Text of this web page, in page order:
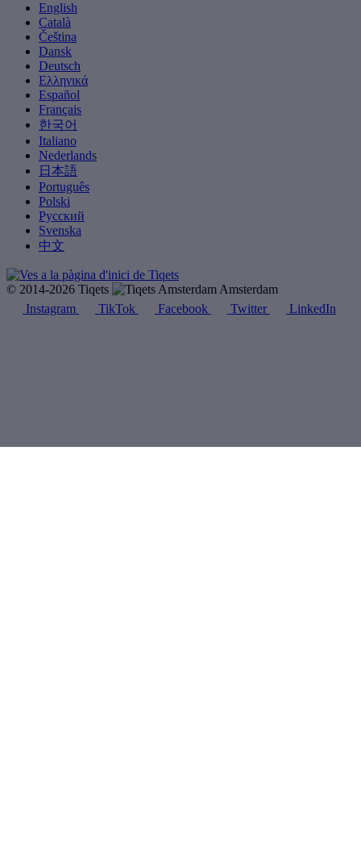
English
Català
Čeština
Dansk
Deutsch
Ελληνικά
Español
Français
한국어
Italiano
Nederlands
日本語
Português
Polski
Русский
Svenska
中文
© 2014-2026 Tiqets
Amsterdam
Instagram
TikTok Facebook Twitter LinkedIn